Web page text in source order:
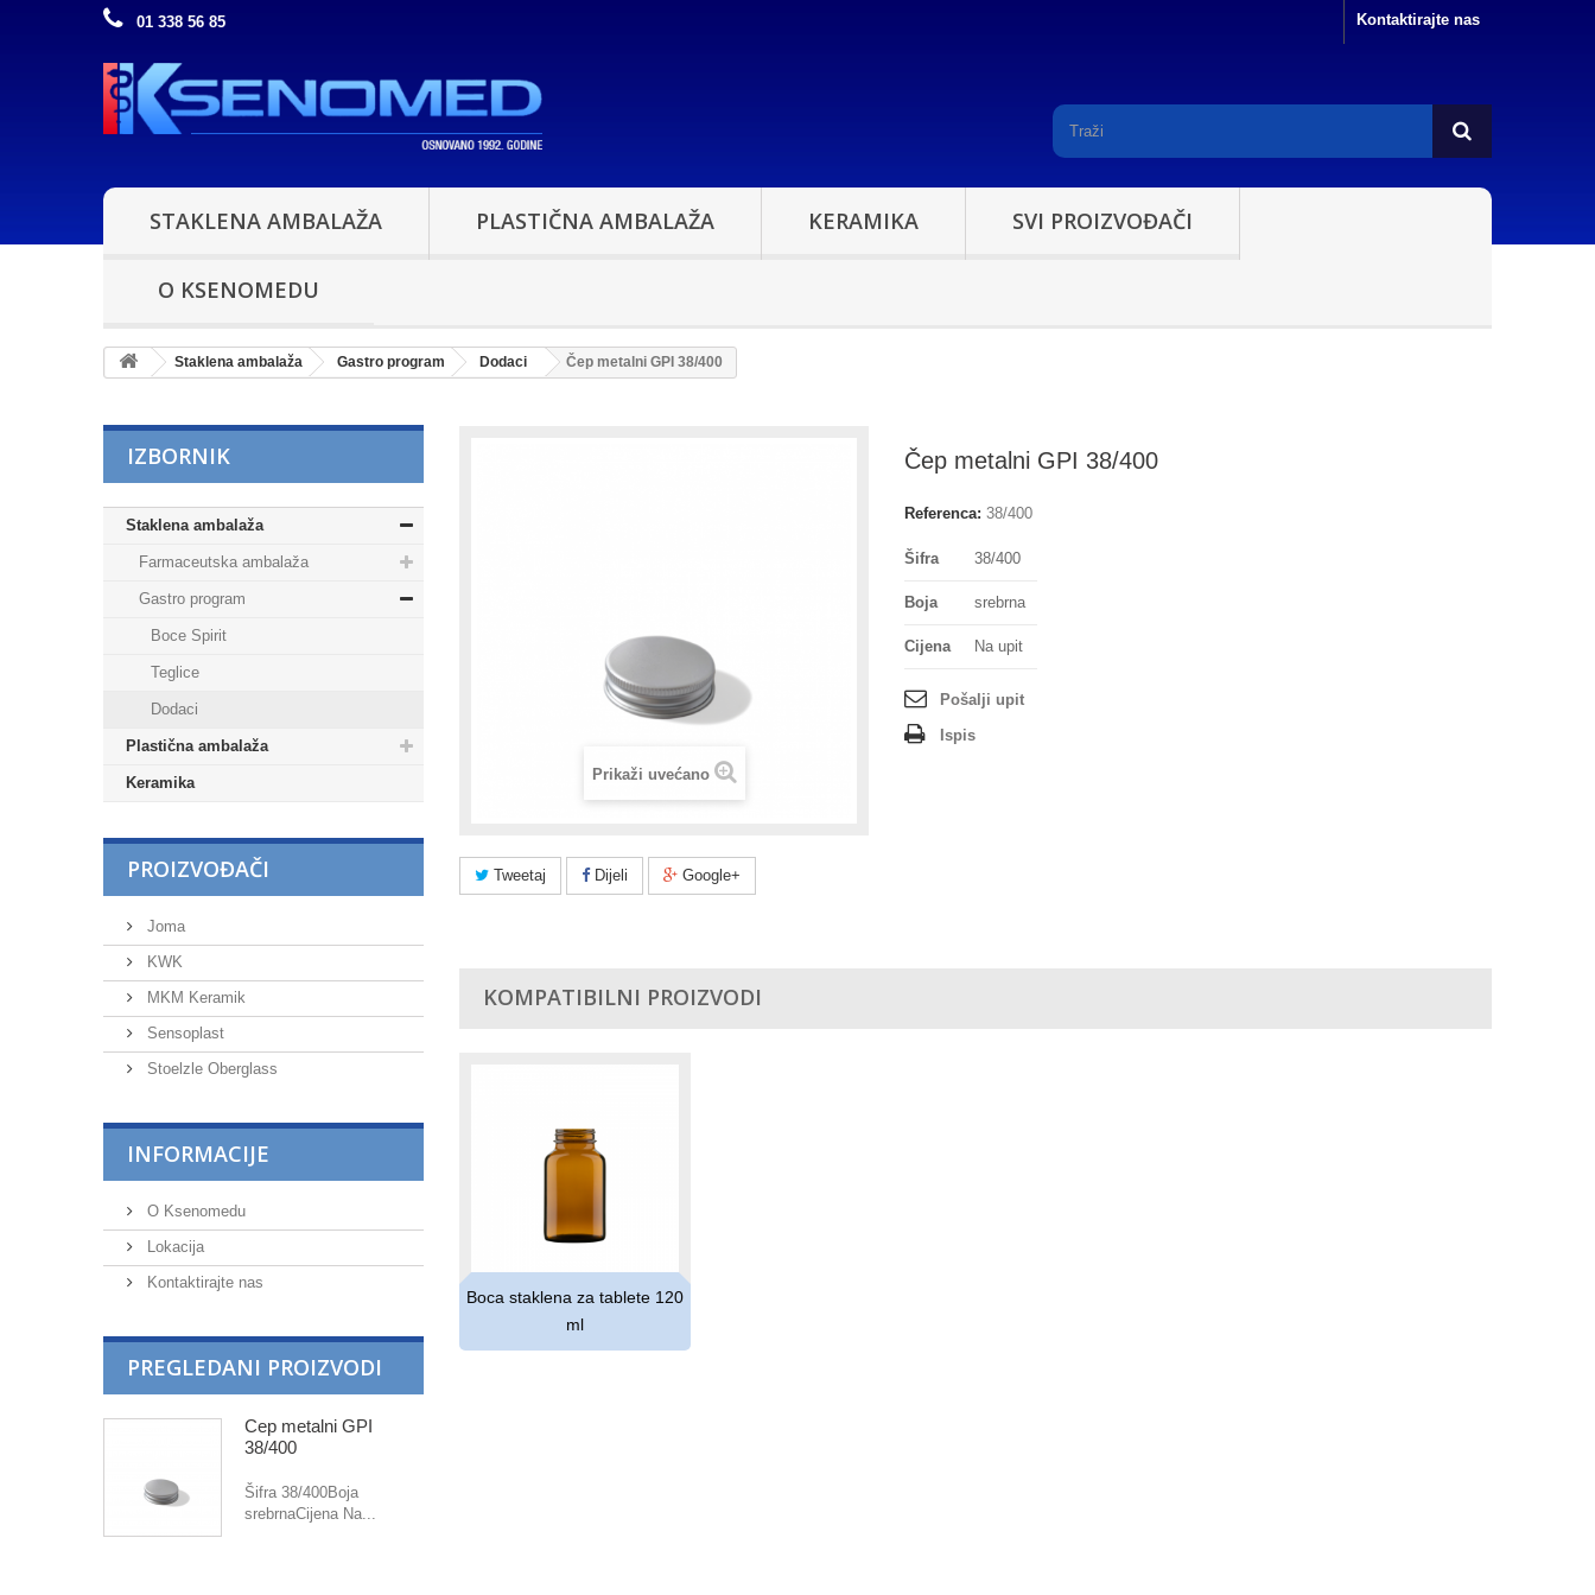
Kontaktirajte nas
01 338 56 85
STAKLENA AMBALAŽA PLASTIČNA AMBALAŽA KERAMIKA SVI PROIZVOĐAČI
O KSENOMEDU
Staklena ambalaža Gastro program Dodaci Čep metalni GPI 38/400
IZBORNIK
Staklena ambalaža
Farmaceutska ambalaža
Gastro program
Boce Spirit
Teglice
Dodaci
Plastična ambalaža
Keramika
PROIZVOĐAČI
Joma
KWK
MKM Keramik
Sensoplast
Stoelzle Oberglass
INFORMACIJE
O Ksenomedu
Lokacija
Kontaktirajte nas
PREGLEDANI PROIZVODI
Čep metalni GPI
38/400
Šifra 38/400Boja
srebrnaCijena Na...
Prikaži uvećano
Tweetaj Dijeli Google+
Čep metalni GPI 38/400
Referenca: 38/400
Šifra 38/400
Boja srebrna
Cijena Na upit
Pošalji upit
Ispis
KOMPATIBILNI PROIZVODI
Boca staklena za tablete 120
ml